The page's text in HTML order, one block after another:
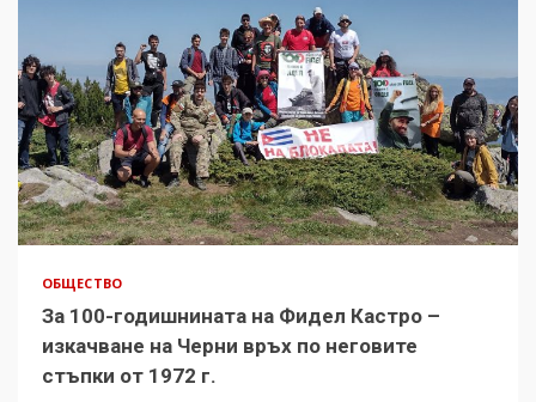
ОБЩЕСТВО
За 100-годишнината на Фидел Кастро –
изкачване на Черни връх по неговите
стъпки от 1972 г.